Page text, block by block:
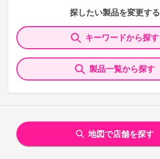
探したい製品を変更する
キーワードから探す
製品一覧から探す
地図で店舗を探す